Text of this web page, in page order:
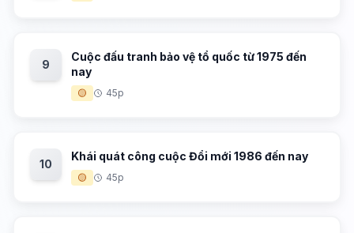
9
Cuộc đấu tranh bảo vệ tổ quốc từ 1975 đến
nay
🟡 45p
10
Khái quát công cuộc Đổi mới 1986 đến nay
🟡 45p